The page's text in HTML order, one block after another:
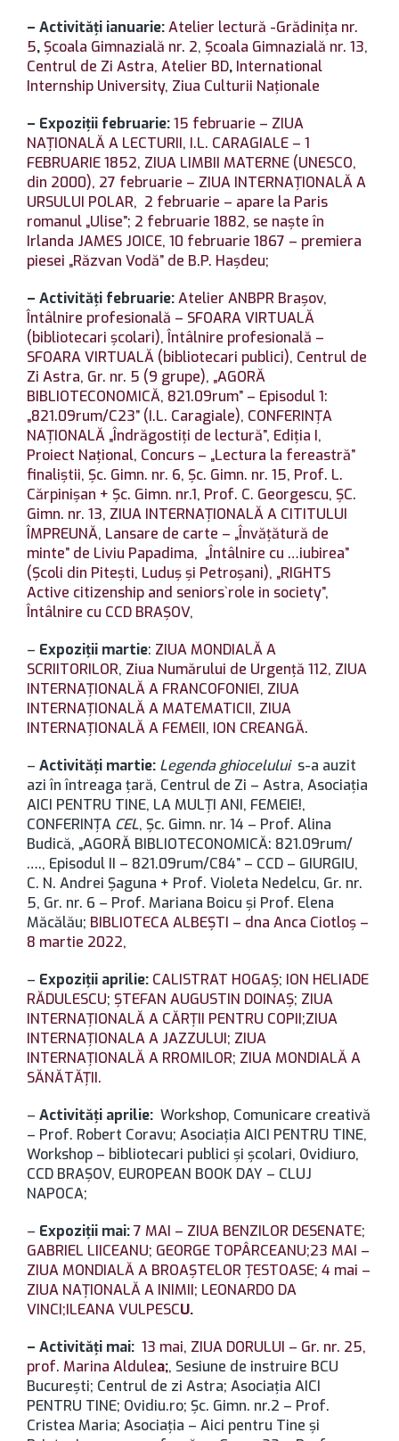
– Activități ianuarie:Atelier lectură -Grădinița nr.
5,Școala Gimnazială nr. 2, Școala Gimnazială nr. 13,
Centrul de Zi Astra, Atelier BD, International
Internship University, Ziua Culturii Naționale
– Expoziții februarie:15 februarie – ZIUA
NAȚIONALĂ A LECTURII, I.L. CARAGIALE – 1
FEBRUARIE 1852, ZIUA LIMBII MATERNE (UNESCO,
din 2000), 27 februarie – ZIUA INTERNAȚIONALĂ A
URSULUI POLAR, 2 februarie – apare la Paris
romanul „Ulise”; 2 februarie 1882, se naște în
Irlanda JAMES JOICE, 10 februarie 1867 – premiera
piesei „Răzvan Vodă” de B.P. Hașdeu;
– Activități februarie:Atelier ANBPR Brașov,
Întâlnire profesională – SFOARA VIRTUALĂ
(bibliotecari școlari), Întâlnire profesională –
SFOARA VIRTUALĂ (bibliotecari publici), Centrul de
Zi Astra, Gr. nr. 5 (9 grupe), „AGORĂ
BIBLIOTECONOMICĂ, 821.09rum” – Episodul 1:
„821.09rum/C23” (I.L. Caragiale), CONFERINȚA
NAȚIONALĂ „Îndrăgostiți de lectură”, Ediția I,
Proiect Național, Concurs – „Lectura la fereastră”
finaliștii, Șc. Gimn. nr. 6, Șc. Gimn. nr. 15, Prof. L.
Cărpinișan + Șc. Gimn. nr.1, Prof. C. Georgescu, ȘC.
Gimn. nr. 13, ZIUA INTERNAȚIONALĂ A CITITULUI
ÎMPREUNĂ, Lansare de carte – „Învățătură de
minte” de Liviu Papadima, „Întâlnire cu …iubirea”
(Școli din Pitești, Luduș și Petroșani), „RIGHTS
Active citizenship and seniors`role in society”,
Întâlnire cu CCD BRAȘOV,
– Expoziţii martie: ZIUA MONDIALĂ A
SCRIITORILOR, Ziua Numărului de Urgenţă 112, ZIUA
INTERNAŢIONALĂ A FRANCOFONIEI, ZIUA
INTERNAŢIONALĂ A MATEMATICII, ZIUA
INTERNAŢIONALĂ A FEMEII, ION CREANGĂ.
– Activităţi martie: Legenda ghioceluluis-a auzit
azi în întreaga ţară, Centrul de Zi – Astra, Asociaţia
AICI PENTRU TINE, LA MULŢI ANI, FEMEIE!,
CONFERINŢA CEL, Şc. Gimn. nr. 14 – Prof. Alina
Budică, „AGORĂ BIBLIOTECONOMICĂ: 821.09rum/
…., Episodul II – 821.09rum/C84” – CCD – GIURGIU,
C. N. Andrei Şaguna + Prof. Violeta Nedelcu, Gr. nr.
5, Gr. nr. 6 – Prof. Mariana Boicu şi Prof. Elena
Măcălău; BIBLIOTECA ALBEŞTI – dna Anca Ciotloş –
8 martie 2022,
– Expoziţii aprilie: CALISTRAT HOGAȘ; ION HELIADE
RĂDULESCU; ȘTEFAN AUGUSTIN DOINAȘ; ZIUA
INTERNAȚIONALĂ A CĂRȚII PENTRU COPII;ZIUA
INTERNAȚIONALA A JAZZULUI; ZIUA
INTERNAȚIONALĂ A RROMILOR; ZIUA MONDIALĂ A
SĂNĂTĂȚII.
– Activităţi aprilie: Workshop, Comunicare creativă
– Prof. Robert Coravu; Asociaţia AICI PENTRU TINE,
Workshop – bibliotecari publici şi şcolari, Ovidiuro,
CCD BRAŞOV, EUROPEAN BOOK DAY – CLUJ
NAPOCA;
– Expoziţii mai:7 MAI – ZIUA BENZILOR DESENATE;
GABRIEL LIICEANU; GEORGE TOPÂRCEANU;23 MAI –
ZIUA MONDIALĂ A BROAŞTELOR ŢESTOASE; 4 mai –
ZIUA NAŢIONALĂ A INIMII; LEONARDO DA
VINCI;ILEANA VULPESCU.
– Activităţi mai: 13 mai, ZIUA DORULUI – Gr. nr. 25,
prof. Marina Aldulea;, Sesiune de instruire BCU
Bucureşti; Centrul de zi Astra; Asociaţia AICI
PENTRU TINE; Ovidiu.ro; Şc. Gimn. nr.2 – Prof.
Cristea Maria; Asociaţia – Aici pentru Tine şi